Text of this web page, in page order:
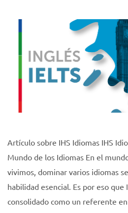
Artículo sobre IHS Idiomas IHS
Mundo de los Idiomas En el
vivimos, dominar varios idiomas
habilidad esencial. Es por eso que
consolidado como un referente